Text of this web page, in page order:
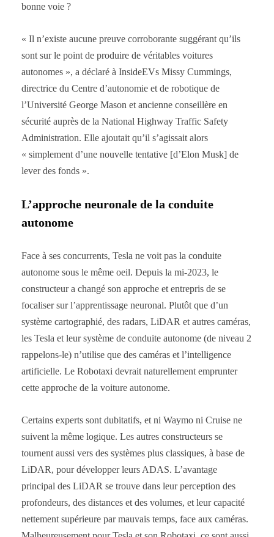
bonne voie ?
« Il n’existe aucune preuve corroborante suggérant qu’ils
sont sur le point de produire de véritables voitures
autonomes », a déclaré à InsideEVs Missy Cummings,
directrice du Centre d’autonomie et de robotique de
l’Université George Mason et ancienne conseillère en
sécurité auprès de la National Highway Traffic Safety
Administration. Elle ajoutait qu’il s’agissait alors
« simplement d’une nouvelle tentative [d’Elon Musk] de
lever des fonds ».
L’approche neuronale de la conduite
autonome
Face à ses concurrents, Tesla ne voit pas la conduite
autonome sous le même oeil. Depuis la mi-2023, le
constructeur a changé son approche et entrepris de se
focaliser sur l’apprentissage neuronal. Plutôt que d’un
système cartographié, des radars, LiDAR et autres caméras,
les Tesla et leur système de conduite autonome (de niveau 2
rappelons-le) n’utilise que des caméras et l’intelligence
artificielle. Le Robotaxi devrait naturellement emprunter
cette approche de la voiture autonome.
Certains experts sont dubitatifs, et ni Waymo ni Cruise ne
suivent la même logique. Les autres constructeurs se
tournent aussi vers des systèmes plus classiques, à base de
LiDAR, pour développer leurs ADAS. L’avantage
principal des LiDAR se trouve dans leur perception des
profondeurs, des distances et des volumes, et leur capacité
nettement supérieure par mauvais temps, face aux caméras.